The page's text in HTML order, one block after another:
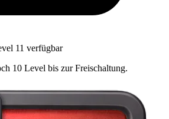
11 verfügbar
10 Level bis zur Freischaltung.